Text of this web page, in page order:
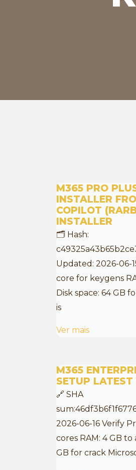
M365 PRO
INSTALLER
COPILOT
INSTALLER
🗂 Hash:
Updated: 2026-06-
core for keygens
Disk space: 64 GB
is
Ver mais
M365
SETUP
🔗 SHA
2026-06-16 Verify
cores RAM: 4 GB to
GB for crack